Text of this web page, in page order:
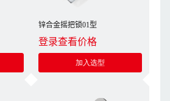
锌合金摇把锁01型
登录查看价格
加入选型